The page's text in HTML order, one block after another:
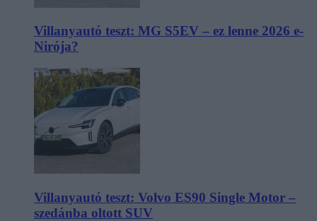
Villanyautó teszt: MG S5EV – ez lenne 2026 e-
Nirója?
Villanyautó teszt: Volvo ES90 Single Motor –
szedánba oltott SUV